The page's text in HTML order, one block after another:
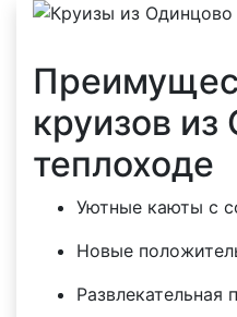
круизов
теплоходе
Уютные каюты с
Новые